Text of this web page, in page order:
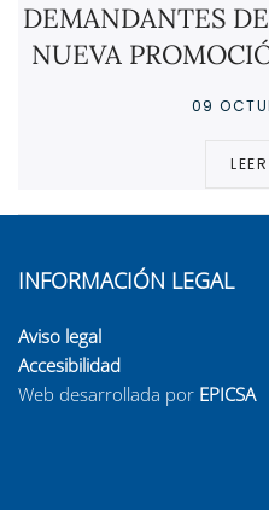
DEMANDANTES
NUEVA
09
INFORMACIÓN LEGAL
Aviso legal
Accesibilidad
Web desarrollada por EPICSA